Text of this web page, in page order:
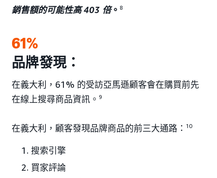
銷售額的可能性高 403 倍。 8
61%
品牌發現：
在義大利，61% 的受訪亞馬遜顧客會在購買前先
在線上搜尋商品資訊。 9
在義大利，顧客發現品牌商品的前三大通路： 10
搜索引擎
買家評論